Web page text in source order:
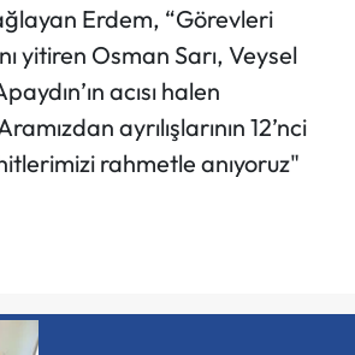
Erdem, “Görevleri
yitiren Osman Sarı, Veysel
acısı halen
ayrılışlarının 12’nci
rahmetle anıyoruz"